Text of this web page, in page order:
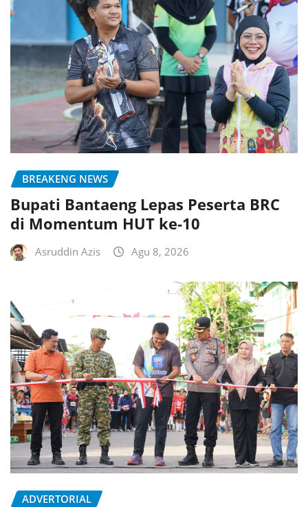
BREAKENG NEWS
Bupati Bantaeng Lepas Peserta BRC
di Momentum HUT ke-10
Asruddin Azis Agu 8, 2026
ADVERTORIAL